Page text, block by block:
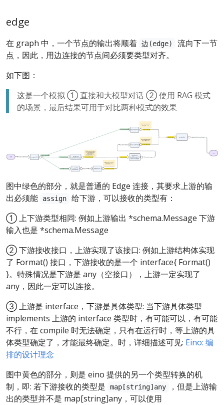
edge
在 graph 中，一个节点的输出将顺着 边(edge)
流向下一节
点，因此，用边连接的节点间必须要类型对齐。
如下图：
这是一个模拟 ① 直接和大模型对话 ② 使用 RAG 模式
的场景，最后结果可用于对比两种模式的效果
图中绿色的部分，就是普通的 Edge 连接，其要求上游的输
出必须能
assign
给下游，可以接收的类型有：
① 上下游类型相同: 例如上游输出 *schema.Message 下游
输入也是 *schema.Message
② 下游接收接口，上游实现了该接口: 例如上游结构体实现
了 Format() 接口，下游接收的是一个 interface{ Format()
}。特殊情况是下游是 any（空接口），上游一定实现了
any，因此一定可以连接。
③ 上游是 interface，下游是具体类型: 当下游具体类型
implements 上游的 interface 类型时，有可能可以，有可能
不行，在 compile 时无法确定，只有在运行时，等上游的具
体类型确定了，才能最终确定。时，详细描述可见: Eino: 编
排的设计理念
图中黄色的部分，则是 eino 提供的另一个类型转换的机
制，即: 若下游接收的类型是
map[string]any
，但是上游输
出的类型并不是 map[string]any，可以使用